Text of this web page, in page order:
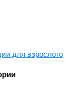
для взрослого